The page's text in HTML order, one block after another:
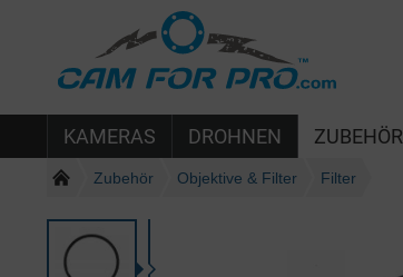
KAMERAS DROHNEN ZUBEHÖR
Zubehör Objektive & Filter Filter